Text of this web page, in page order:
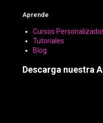
Aprende
Cursos
Tutoriales
Blog
Descarga nuestra